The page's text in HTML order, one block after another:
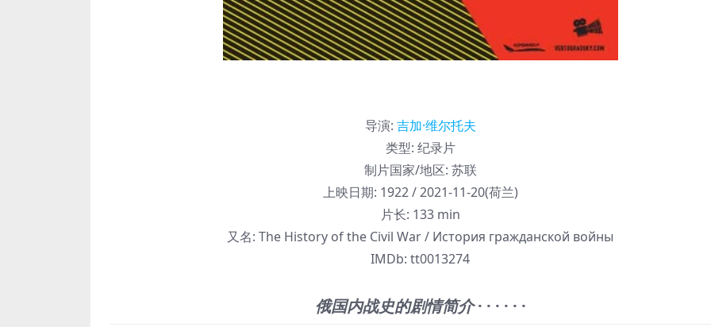
导演: 吉加·维尔托夫
类型: 纪录片
制片国家/地区: 苏联
上映日期: 1922 / 2021-11-20(荷兰)
片长: 133 min
又名: The History of the Civil War / История гражданской войны
IMDb: tt0013274
俄国内战史的剧情简介· · · · · ·